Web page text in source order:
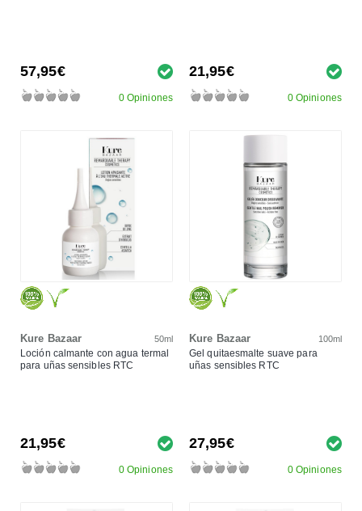
57,95€
0 Opiniones
21,95€
0 Opiniones
Kure Bazaar 50ml
Loción calmante con agua termal
para uñas sensibles RTC
21,95€
0 Opiniones
Kure Bazaar 100ml
Gel quitaesmalte suave para
uñas sensibles RTC
27,95€
0 Opiniones